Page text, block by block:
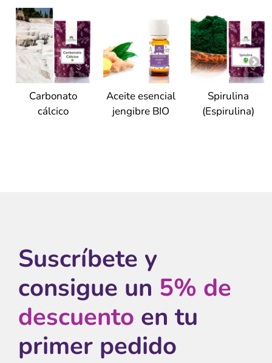
Carbonato
cálcico
Aceite esencial
jengibre BIO
Spirulina
(Espirulina)
Suscríbete y
consigue un 5% de
descuento en tu
primer pedido